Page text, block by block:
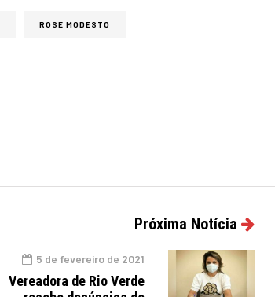
ROSE MODESTO
Próxima Notícia
5 de fevereiro de 2021
Vereadora de Rio Verde